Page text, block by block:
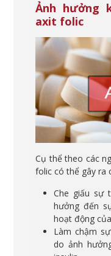
Ảnh hưởng
axit folic
Cụ thể theo các
folic có thể gây ra
Che giấu sự
hưởng đến
hoạt động
Làm chậm
do ảnh